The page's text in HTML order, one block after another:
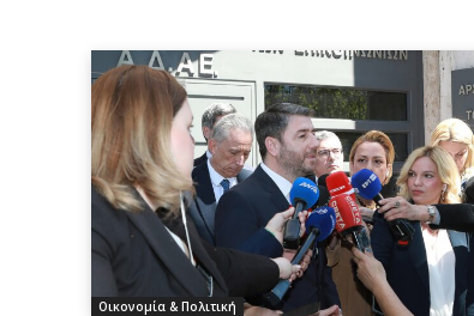
Οικονομία & Πολιτική